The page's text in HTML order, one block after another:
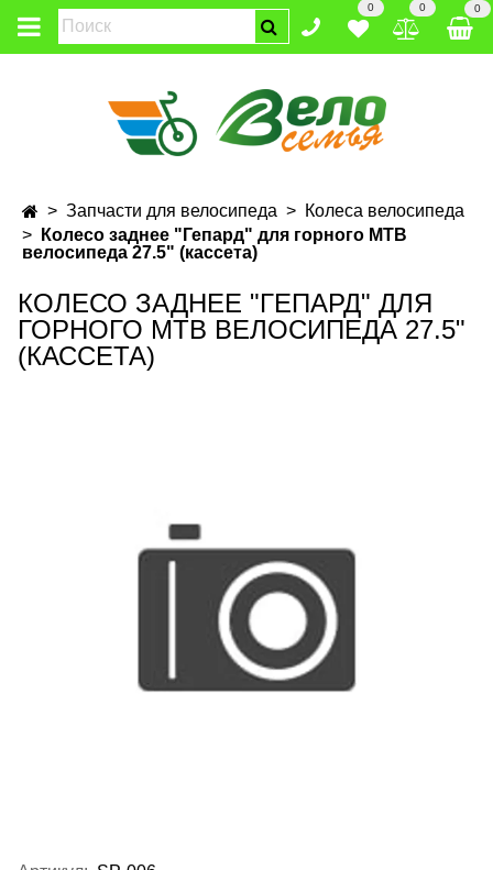
0 0 0
Запчасти для велосипеда
Колеса велосипеда
Колесо заднее "Гепард" для горного MTB
велосипеда 27.5" (кассета)
КОЛЕСО ЗАДНЕЕ "ГЕПАРД" ДЛЯ
ГОРНОГО MTB ВЕЛОСИПЕДА 27.5"
(КАССЕТА)